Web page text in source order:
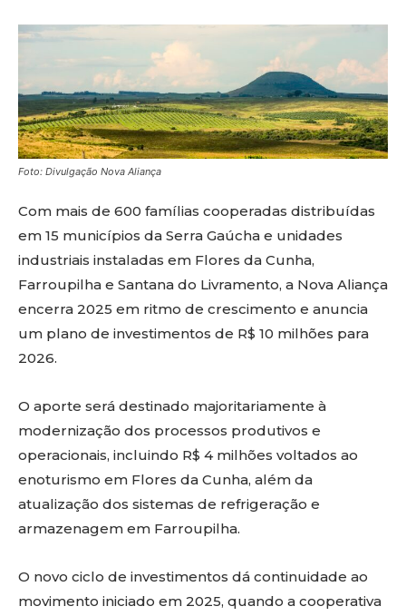
Foto: Divulgação Nova Aliança
Com mais de 600 famílias cooperadas distribuídas
em 15 municípios da Serra Gaúcha e unidades
industriais instaladas em Flores da Cunha,
Farroupilha e Santana do Livramento, a Nova Aliança
encerra 2025 em ritmo de crescimento e anuncia
um plano de investimentos de R$ 10 milhões para
2026.
O aporte será destinado majoritariamente à
modernização dos processos produtivos e
operacionais, incluindo R$ 4 milhões voltados ao
enoturismo em Flores da Cunha, além da
atualização dos sistemas de refrigeração e
armazenagem em Farroupilha.
O novo ciclo de investimentos dá continuidade ao
movimento iniciado em 2025, quando a cooperativa